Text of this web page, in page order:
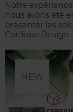
Notre
nous avons été
présenter les
Cordivari Design.
NEW